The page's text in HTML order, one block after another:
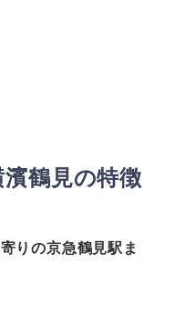
鶴見の特徴
りの京急鶴見駅ま